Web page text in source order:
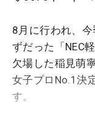
8月に行われ、
ずだった「NEC
欠場した稲見萌
女子プロNo.1決
す。